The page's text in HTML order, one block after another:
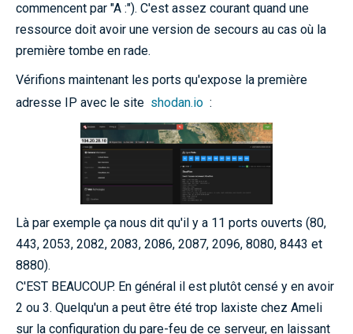
commencent par "A :"). C'est assez courant quand une
ressource doit avoir une version de secours au cas où la
première tombe en rade.
Vérifions maintenant les ports qu'expose la première
adresse IP avec le site shodan.io :
Là par exemple ça nous dit qu'il y a 11 ports ouverts (80,
443, 2053, 2082, 2083, 2086, 2087, 2096, 8080, 8443 et
8880).
C'EST BEAUCOUP. En général il est plutôt censé y en avoir
2 ou 3. Quelqu'un a peut être été trop laxiste chez Ameli
sur la configuration du pare-feu de ce serveur, en laissant